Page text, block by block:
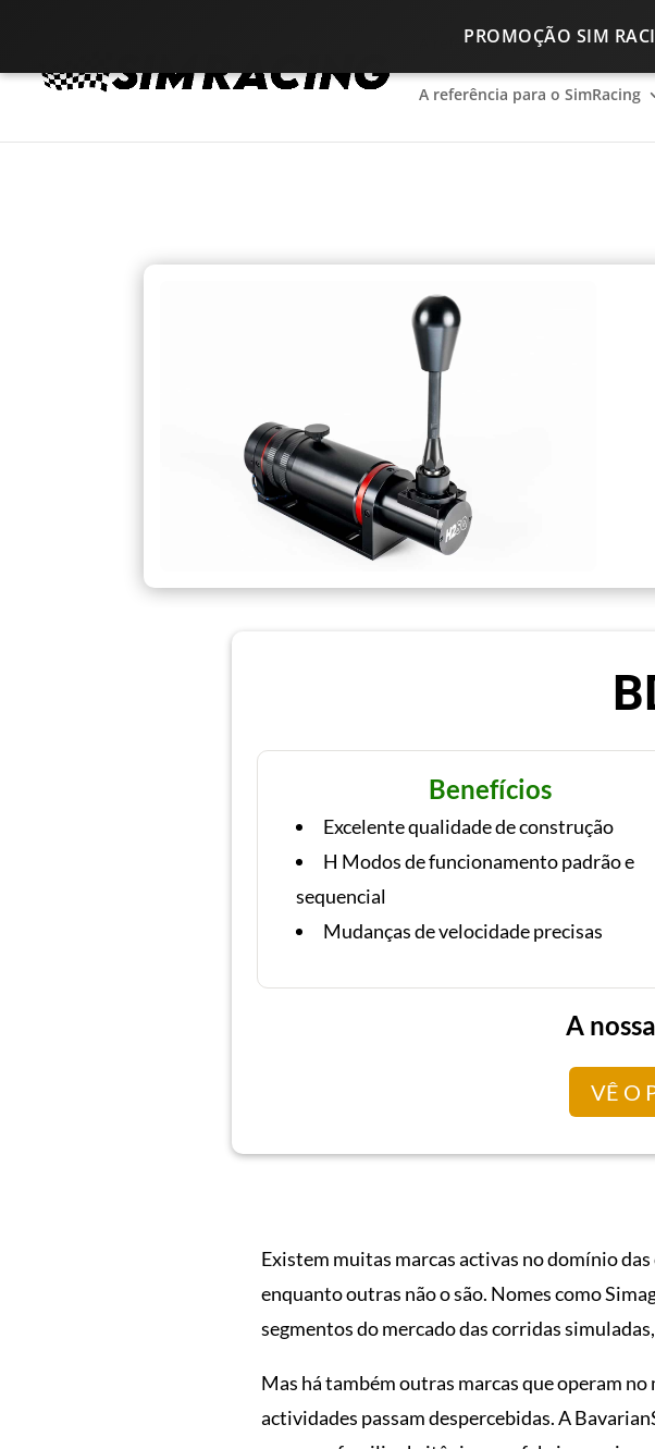
PROMOÇÃO SIM
A referência para o SimRacing
A referência para o SimRacing
Benefícios
Excelente qualidade de construção
H Modos de funcionamento padrão e
sequencial
Mudanças de velocidade precisas
A
VÊ O
Existem muitas marcas activas no domínio
enquanto outras não o são. Nomes como
segmentos do mercado das corridas
Mas há também outras marcas que operam
actividades passam despercebidas. A